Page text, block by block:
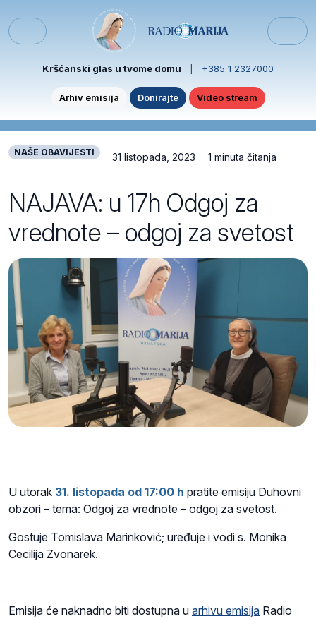
Menu
Kršćanski glas u tvome domu +385 1 2327000
Arhiv emisija Donirajte Video stream
NAŠE OBAVIJESTI 31 listopada, 2023 1 minuta čitanja
NAJAVA: u 17h Odgoj za
vrednote – odgoj za svetost
U utorak 31. listopada od 17:00 h pratite emisiju Duhovni
obzori – tema: Odgoj za vrednote – odgoj za svetost.
Gostuje Tomislava Marinković; uređuje i vodi s. Monika
Cecilija Zvonarek.
Emisija će naknadno biti dostupna u arhivu emisija Radio